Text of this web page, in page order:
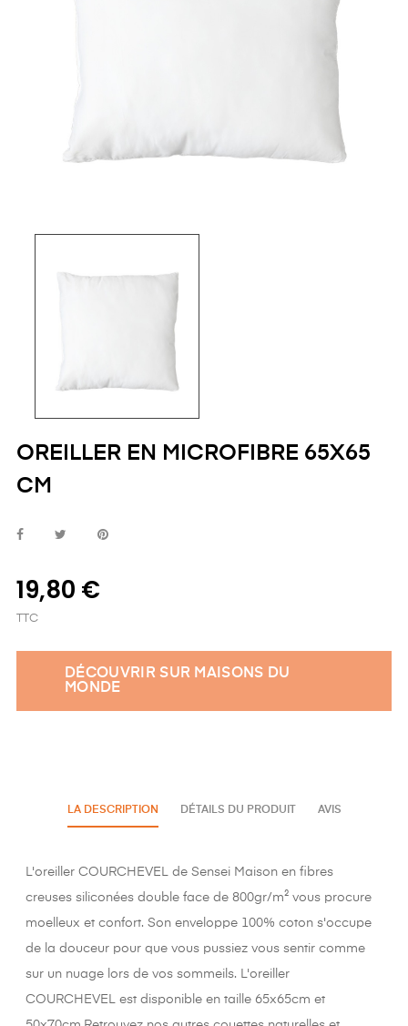
OREILLER EN MICROFIBRE 65X65
CM
19,80 €
TTC
DÉCOUVRIR SUR MAISONS DU
MONDE
LA DESCRIPTION DÉTAILS DU PRODUIT AVIS
L'oreiller COURCHEVEL de Sensei Maison en fibres
creuses siliconées double face de 800gr/m² vous procure
moelleux et confort. Son enveloppe 100% coton s'occupe
de la douceur pour que vous pussiez vous sentir comme
sur un nuage lors de vos sommeils. L'oreiller
COURCHEVEL est disponible en taille 65x65cm et